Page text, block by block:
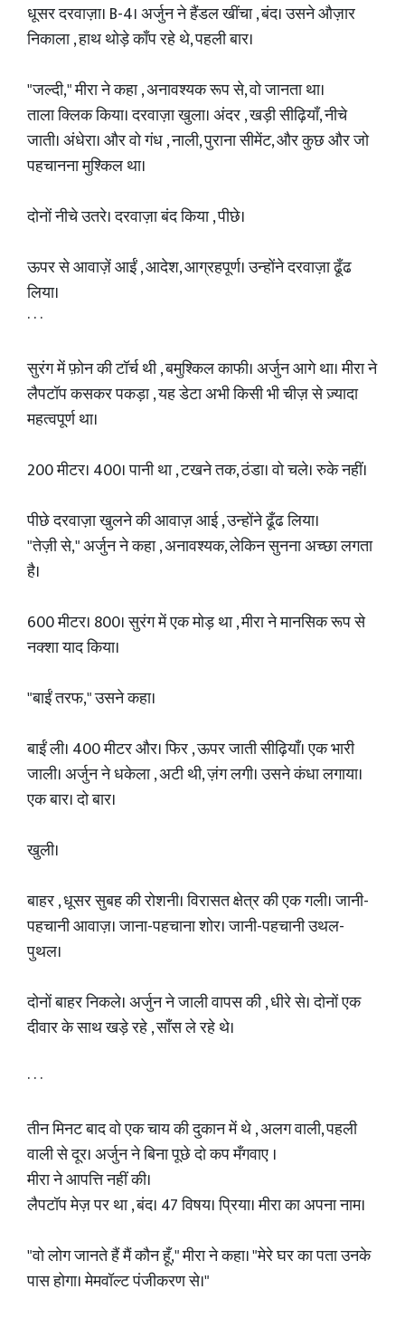
धूसर दरवाज़ा। B-4। अर्जुन ने हैंडल खींचा , बंद। उसने औज़ार
निकाला , हाथ थोड़े काँप रहे थे, पहली बार।
"जल्दी," मीरा ने कहा , अनावश्यक रूप से, वो जानता था।
ताला क्लिक किया। दरवाज़ा खुला। अंदर , खड़ी सीढ़ियाँ, नीचे
जाती। अंधेरा। और वो गंध , नाली, पुराना सीमेंट, और कुछ और जो
पहचानना मुश्किल था।
दोनों नीचे उतरे। दरवाज़ा बंद किया , पीछे।
ऊपर से आवाज़ें आईं , आदेश, आग्रहपूर्ण। उन्होंने दरवाज़ा ढूँढ
लिया।
· · ·
सुरंग में फ़ोन की टॉर्च थी , बमुश्किल काफी। अर्जुन आगे था। मीरा ने
लैपटॉप कसकर पकड़ा , यह डेटा अभी किसी भी चीज़ से ज़्यादा
महत्वपूर्ण था।
200 मीटर। 400। पानी था , टखने तक, ठंडा। वो चले। रुके नहीं।
पीछे दरवाज़ा खुलने की आवाज़ आई , उन्होंने ढूँढ लिया।
"तेज़ी से," अर्जुन ने कहा , अनावश्यक, लेकिन सुनना अच्छा लगता
है।
600 मीटर। 800। सुरंग में एक मोड़ था , मीरा ने मानसिक रूप से
नक्शा याद किया।
"बाईं तरफ," उसने कहा।
बाईं ली। 400 मीटर और। फिर , ऊपर जाती सीढ़ियाँ। एक भारी
जाली। अर्जुन ने धकेला , अटी थी, ज़ंग लगी। उसने कंधा लगाया।
एक बार। दो बार।
खुली।
बाहर , धूसर सुबह की रोशनी। विरासत क्षेत्र की एक गली। जानी-
पहचानी आवाज़। जाना-पहचाना शोर। जानी-पहचानी उथल-
पुथल।
दोनों बाहर निकले। अर्जुन ने जाली वापस की , धीरे से। दोनों एक
दीवार के साथ खड़े रहे , साँस ले रहे थे।
· · ·
तीन मिनट बाद वो एक चाय की दुकान में थे , अलग वाली, पहली
वाली से दूर। अर्जुन ने बिना पूछे दो कप मँगवाए ।
मीरा ने आपत्ति नहीं की।
लैपटॉप मेज़ पर था , बंद। 47 विषय। प्रिया। मीरा का अपना नाम।
"वो लोग जानते हैं मैं कौन हूँ," मीरा ने कहा। "मेरे घर का पता उनके
पास होगा। मेमवॉल्ट पंजीकरण से।"